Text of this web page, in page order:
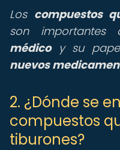
Los compuestos
son
médicoy su
nuevos
2. ¿Dónde se
compuestos
tiburones?